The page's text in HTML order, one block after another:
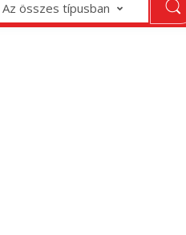
Az összes típusban